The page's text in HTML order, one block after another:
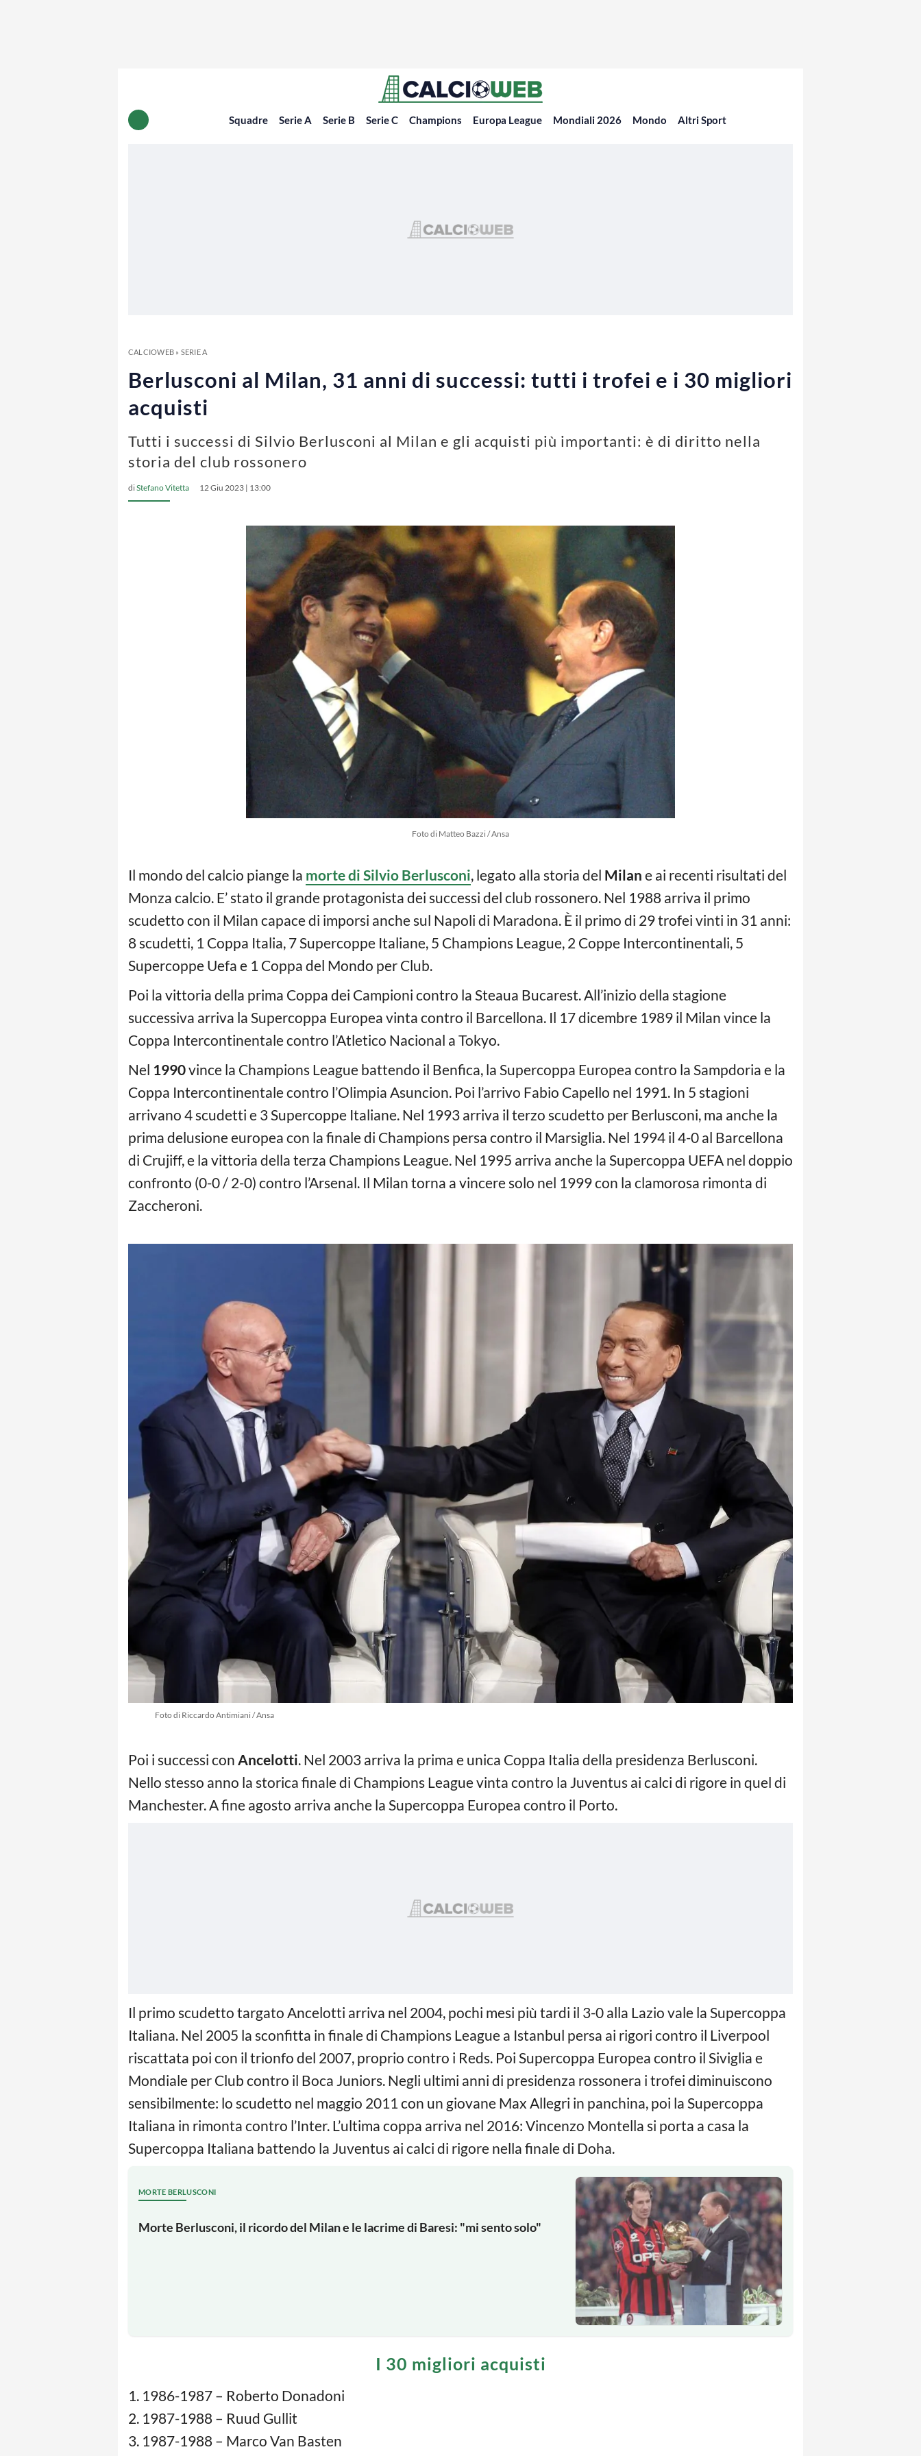
Squadre Serie A Serie B Serie C Champions Europa League Mondiali 2026 Mondo Altri Sport
CALCIOWEB» SERIE A
Berlusconi al Milan, 31 anni di successi: tutti i trofei e i 30 migliori
acquisti
Tutti i successi di Silvio Berlusconi al Milan e gli acquisti più importanti: è di diritto nella
storia del club rossonero
diStefano Vitetta 12 Giu 2023 | 13:00
Foto di Matteo Bazzi / Ansa
Il mondo del calcio piange la morte di Silvio Berlusconi, legato alla storia del Milan e ai recenti risultati del
Monza calcio. E’ stato il grande protagonista dei successi del club rossonero. Nel 1988 arriva il primo
scudetto con il Milan capace di imporsi anche sul Napoli di Maradona. È il primo di 29 trofei vinti in 31 anni:
8 scudetti, 1 Coppa Italia, 7 Supercoppe Italiane, 5 Champions League, 2 Coppe Intercontinentali, 5
Supercoppe Uefa e 1 Coppa del Mondo per Club.
Poi la vittoria della prima Coppa dei Campioni contro la Steaua Bucarest. All’inizio della stagione
successiva arriva la Supercoppa Europea vinta contro il Barcellona. Il 17 dicembre 1989 il Milan vince la
Coppa Intercontinentale contro l’Atletico Nacional a Tokyo.
Nel 1990vince la Champions League battendo il Benfica, la Supercoppa Europea contro la Sampdoria e la
Coppa Intercontinentale contro l’Olimpia Asuncion. Poi l’arrivo Fabio Capello nel 1991. In 5 stagioni
arrivano 4 scudetti e 3 Supercoppe Italiane. Nel 1993 arriva il terzo scudetto per Berlusconi, ma anche la
prima delusione europea con la finale di Champions persa contro il Marsiglia. Nel 1994 il 4-0 al Barcellona
di Crujiff, e la vittoria della terza Champions League. Nel 1995 arriva anche la Supercoppa UEFA nel doppio
confronto (0-0 / 2-0) contro l’Arsenal. Il Milan torna a vincere solo nel 1999 con la clamorosa rimonta di
Zaccheroni.
Foto di Riccardo Antimiani / Ansa
Poi i successi con Ancelotti. Nel 2003 arriva la prima e unica Coppa Italia della presidenza Berlusconi.
Nello stesso anno la storica finale di Champions League vinta contro la Juventus ai calci di rigore in quel di
Manchester. A fine agosto arriva anche la Supercoppa Europea contro il Porto.
Il primo scudetto targato Ancelotti arriva nel 2004, pochi mesi più tardi il 3-0 alla Lazio vale la Supercoppa
Italiana. Nel 2005 la sconfitta in finale di Champions League a Istanbul persa ai rigori contro il Liverpool
riscattata poi con il trionfo del 2007, proprio contro i Reds. Poi Supercoppa Europea contro il Siviglia e
Mondiale per Club contro il Boca Juniors. Negli ultimi anni di presidenza rossonera i trofei diminuiscono
sensibilmente: lo scudetto nel maggio 2011 con un giovane Max Allegri in panchina, poi la Supercoppa
Italiana in rimonta contro l’Inter. L’ultima coppa arriva nel 2016: Vincenzo Montella si porta a casa la
Supercoppa Italiana battendo la Juventus ai calci di rigore nella finale di Doha.
MORTE BERLUSCONI
Morte Berlusconi, il ricordo del Milan e le lacrime di Baresi: "mi sento solo"
I 30 migliori acquisti
1. 1986-1987 – Roberto Donadoni
2. 1987-1988 – Ruud Gullit
3. 1987-1988 – Marco Van Basten